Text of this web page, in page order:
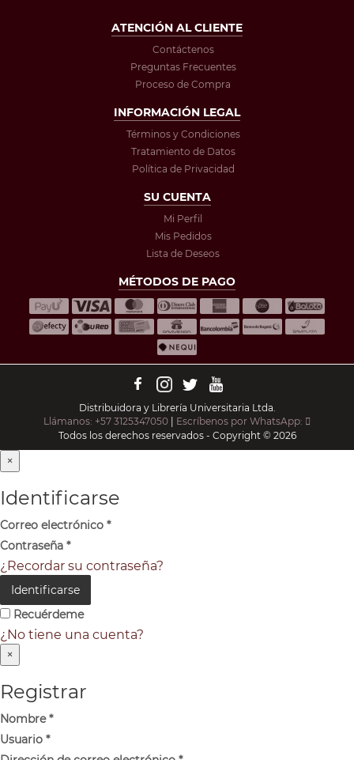
ATENCIÓN AL CLIENTE
Contáctenos
Preguntas Frecuentes
Proceso de Compra
INFORMACIÓN LEGAL
Términos y Condiciones
Tratamiento de Datos
Política de Privacidad
SU CUENTA
Mi Perfil
Mis Pedidos
Lista de Deseos
MÉTODOS DE PAGO
Distribuidora y Librería Universitaria Ltda.
Llámanos: +57 3125347050
Escríbenos por WhatsApp:
Todos los derechos reservados - Copyright © 2026
×
Identificarse
Correo electrónico *
Contraseña *
¿Recordar su contraseña?
Identificarse
Recuérdeme
¿No tiene una cuenta?
×
Registrar
Nombre*
Usuario *